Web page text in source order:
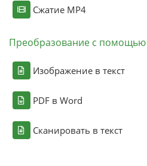
Сжатие MP4
Преобразование с помощью
Изображение в текст
PDF в Word
Сканировать в текст